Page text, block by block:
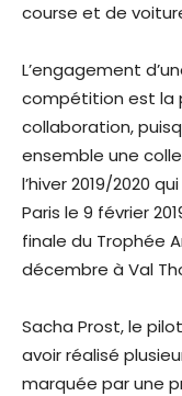
course et de
L’engagement
compétition est la
collaboration,
ensemble une
l’hiver 2019/2020
Paris le 9 février
finale du Trophée
décembre à Val
Sacha Prost, le
avoir réalisé
marquée par une